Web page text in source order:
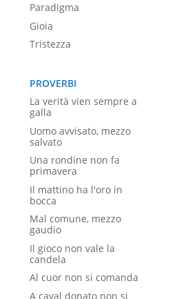
Paradigma
Gioia
Tristezza
PROVERBI
La verità vien sempre a
galla
Uomo avvisato, mezzo
salvato
Una rondine non fa
primavera
Il mattino ha l'oro in
bocca
Mal comune, mezzo
gaudio
Il gioco non vale la
candela
Al cuor non si comanda
A caval donato non si